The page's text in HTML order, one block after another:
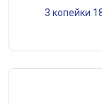
3 копейки